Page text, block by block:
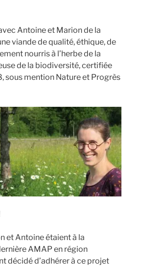
Antoine et Marion de la
viande de qualité, éthique, de
nourris à l’herbe de la
de la biodiversité, certifiée
sous mention Nature et Progrès
et Antoine étaient à la
AMAP en région
décidé d’adhérer à ce projet